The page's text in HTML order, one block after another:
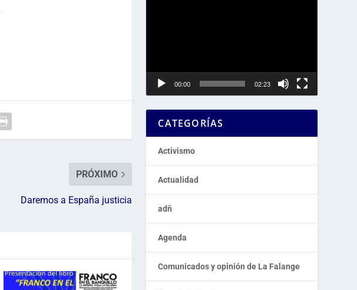
PRÓXIMO
Daremos a España justicia
00:00 02:23
CATEGORÍAS
Activismo
Actualidad
adñ
Agenda
Comunicados y opinión de La Falange